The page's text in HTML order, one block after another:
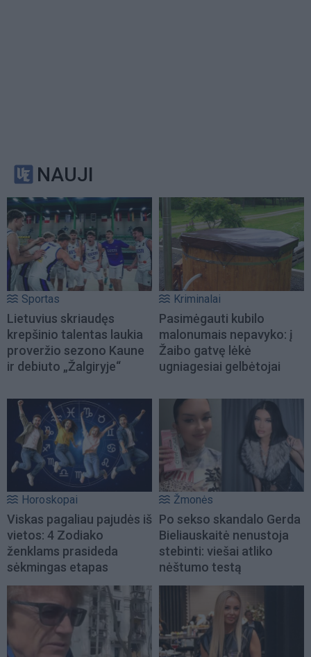
NAUJI
Sportas
Lietuvius skriaudęs
krepšinio talentas laukia
proveržio sezono Kaune
ir debiuto „Žalgiryje“
Kriminalai
Pasimėgauti kubilo
malonumais nepavyko: į
Žaibo gatvę lėkė
ugniagesiai gelbėtojai
Horoskopai
Viskas pagaliau pajudės iš
vietos: 4 Zodiako
ženklams prasideda
sėkmingas etapas
Žmonės
Po sekso skandalo Gerda
Bieliauskaitė nenustoja
stebinti: viešai atliko
nėštumo testą